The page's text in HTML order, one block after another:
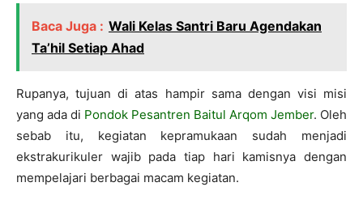
Baca Juga : Wali Kelas Santri Baru Agendakan
Ta’hil Setiap Ahad
Rupanya, tujuan di atas hampir sama dengan visi misi
yang ada di Pondok Pesantren Baitul Arqom Jember. Oleh
sebab itu, kegiatan kepramukaan sudah menjadi
ekstrakurikuler wajib pada tiap hari kamisnya dengan
mempelajari berbagai macam kegiatan.